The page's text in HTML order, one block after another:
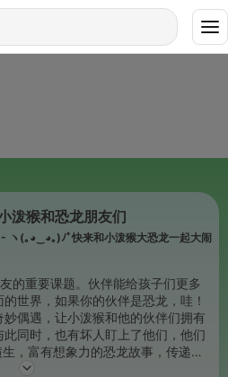
泼猴和恐龙朋友们
ヽ(｡◕‿◕｡)ﾉﾟ快来和小泼猴大恐龙一起大闹
的重要课题。伙伴能给孩子们更多
世界，如果你的伙伴是恐龙，哇！
偶遇，让小泼猴和他的伙伴们拥有
同时，也有坏人盯上了他们，他们
，富有想象力的恐龙故事，传递正
时做好情商教育，培养孩子的同理